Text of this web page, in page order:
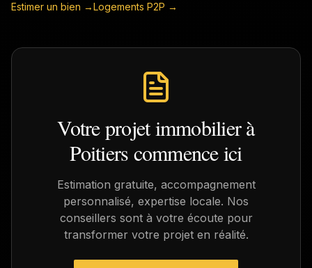
Estimer un bien →Logements P2P →
Votre projet immobilier à
Poitiers commence ici
Estimation gratuite, accompagnement
personnalisé, expertise locale. Nos
conseillers sont à votre écoute pour
transformer votre projet en réalité.